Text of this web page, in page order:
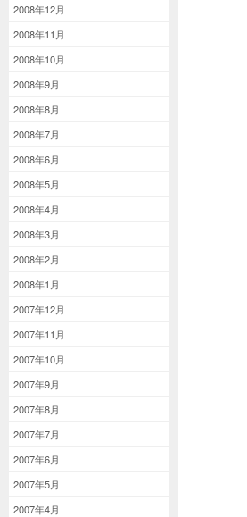
2008年12月
2008年11月
2008年10月
2008年9月
2008年8月
2008年7月
2008年6月
2008年5月
2008年4月
2008年3月
2008年2月
2008年1月
2007年12月
2007年11月
2007年10月
2007年9月
2007年8月
2007年7月
2007年6月
2007年5月
2007年4月